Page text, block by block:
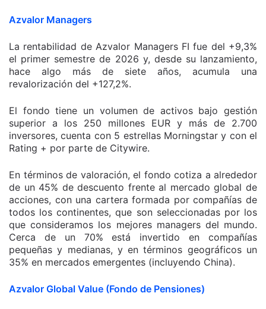
Azvalor Managers
La rentabilidad de Azvalor Managers FI fue del +9,3%
el primer semestre de 2026 y, desde su lanzamiento,
hace algo más de siete años, acumula una
revalorización del +127,2%.
El fondo tiene un volumen de activos bajo gestión
superior a los 250 millones EUR y más de 2.700
inversores, cuenta con 5 estrellas Morningstar y con el
Rating + por parte de Citywire.
En términos de valoración, el fondo cotiza a alrededor
de un 45% de descuento frente al mercado global de
acciones, con una cartera formada por compañías de
todos los continentes, que son seleccionadas por los
que consideramos los mejores managers del mundo.
Cerca de un 70% está invertido en compañías
pequeñas y medianas, y en términos geográficos un
35% en mercados emergentes (incluyendo China).
Azvalor Global Value (Fondo de Pensiones)